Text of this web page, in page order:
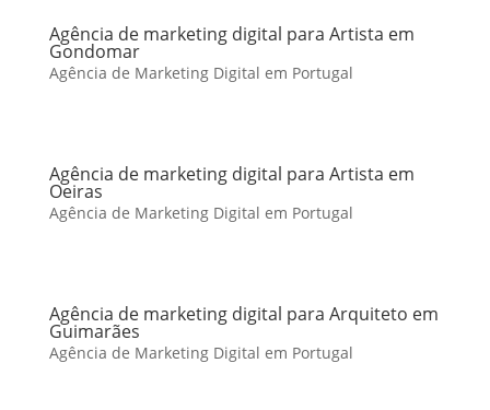
Agência de marketing digital para Artista em
Gondomar
Agência de Marketing Digital em Portugal
Agência de marketing digital para Artista em
Oeiras
Agência de Marketing Digital em Portugal
Agência de marketing digital para Arquiteto em
Guimarães
Agência de Marketing Digital em Portugal